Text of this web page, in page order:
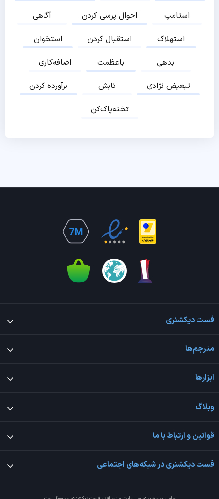
آگاهی
احوال پرسی کردن
استامپ
استخوان
استقبال کردن
استهلاک
اضافه‌کاری
باعظمت
بدهی
برآورده کردن
تابش
تبعیض نژادی
تخته‌پاک‌کن
فست دیکشنری
مترجم‌ها
ابزارها
وبلاگ
قوانین و ارتباط با ما
فست دیکشنری در شبکه‌های اجتماعی